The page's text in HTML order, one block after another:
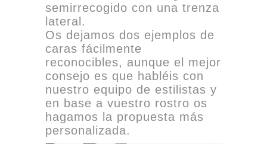
semirrecogido con una trenza
lateral.
Os dejamos dos ejemplos de
caras fácilmente
reconocibles, aunque el mejor
consejo es que habléis con
nuestro equipo de estilistas y
en base a vuestro rostro os
hagamos la propuesta más
personalizada.